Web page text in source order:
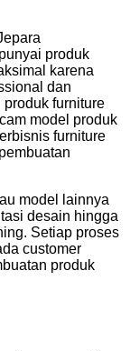
produk
karena
dan
furniture
model produk
furniture
model lainnya
desain hingga
Setiap proses
customer
produk